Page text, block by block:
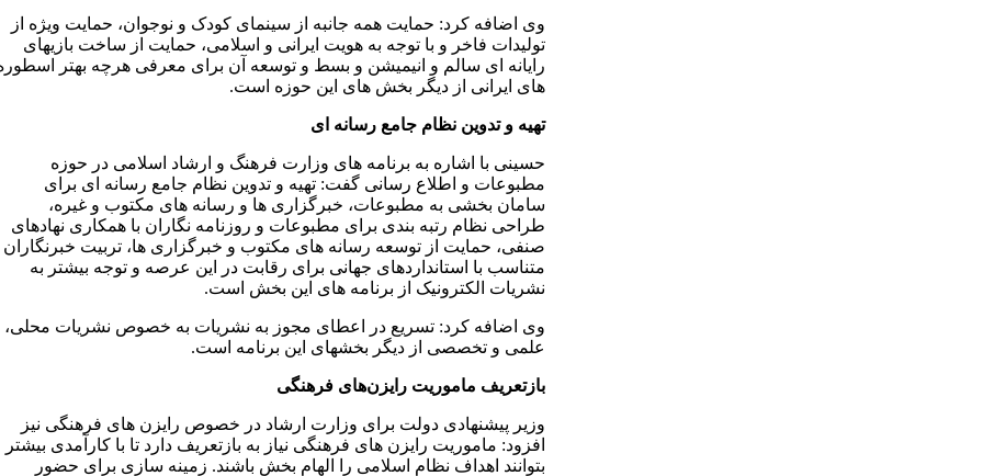
وی اضافه کرد: حمایت همه جانبه از سینمای کودک و نوجوان، حمایت ویژه از
تولیدات فاخر و با توجه به هویت ایرانی و اسلامی، حمایت از ساخت بازیهای
رایانه ای سالم و انیمیشن و بسط و توسعه آن برای معرفی هرچه بهتر
های ایرانی از دیگر بخش های این حوزه است.
تهیه و تدوین نظام جامع رسانه ای
حسینی با اشاره به برنامه های وزارت فرهنگ و ارشاد اسلامی در حوزه
مطبوعات و اطلاع رسانی گفت: تهیه و تدوین نظام جامع رسانه ای برای
سامان بخشی به مطبوعات، خبرگزاری ها و رسانه های مکتوب و غیره،
طراحی نظام رتبه بندی برای مطبوعات و روزنامه نگاران با همکاری نهادهای
صنفی، حمایت از توسعه رسانه های مکتوب و خبرگزاری ها، تربیت خبرنگاران
متناسب با استانداردهای جهانی برای رقابت در این عرصه و توجه بیشتر به
نشریات الکترونیک از برنامه های این بخش است.
وی اضافه کرد: تسریع در اعطای مجوز به نشریات به خصوص نشریات محلی،
علمی و تخصصی از دیگر بخشهای این برنامه است.
بازتعریف ماموریت رایزن‌های فرهنگی
وزیر پیشنهادی دولت برای وزارت ارشاد در خصوص رایزن های فرهنگی نیز
افزود: ماموریت رایزن های فرهنگی نیاز به بازتعریف دارد تا با کارآمدی بیشتر
بتوانند اهداف نظام اسلامی را الهام بخش باشند. زمینه سازی برای حضور